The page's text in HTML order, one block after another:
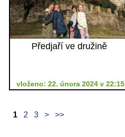
Předjaří ve družině
vloženo: 22. února 2024 v 22:15
1 2 3 > >>